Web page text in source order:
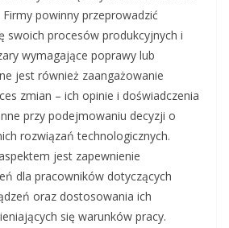
powinny przeprowadzić
swoich procesów produkcyjnych i
wymagające poprawy lub
jest również zaangażowanie
zmian – ich opinie i doświadczenia
przy podejmowaniu decyzji o
rozwiązań technologicznych.
jest zapewnienie
dla pracowników dotyczących
oraz dostosowania ich
się warunków pracy.